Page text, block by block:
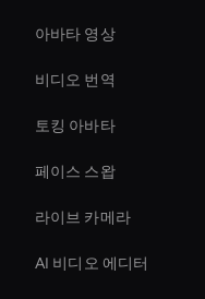
아바타 영상
비디오 번역
토킹 아바타
페이스 스왑
라이브 카메라
AI 비디오 에디터